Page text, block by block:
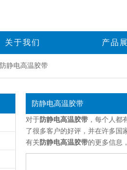
关于我们 产品
防静电高温胶带
防静电高温胶带
对于防静电高温胶带 ，每个人都
了很多客户的好评，并在许多国
有关 防静电高温胶带的更多信息